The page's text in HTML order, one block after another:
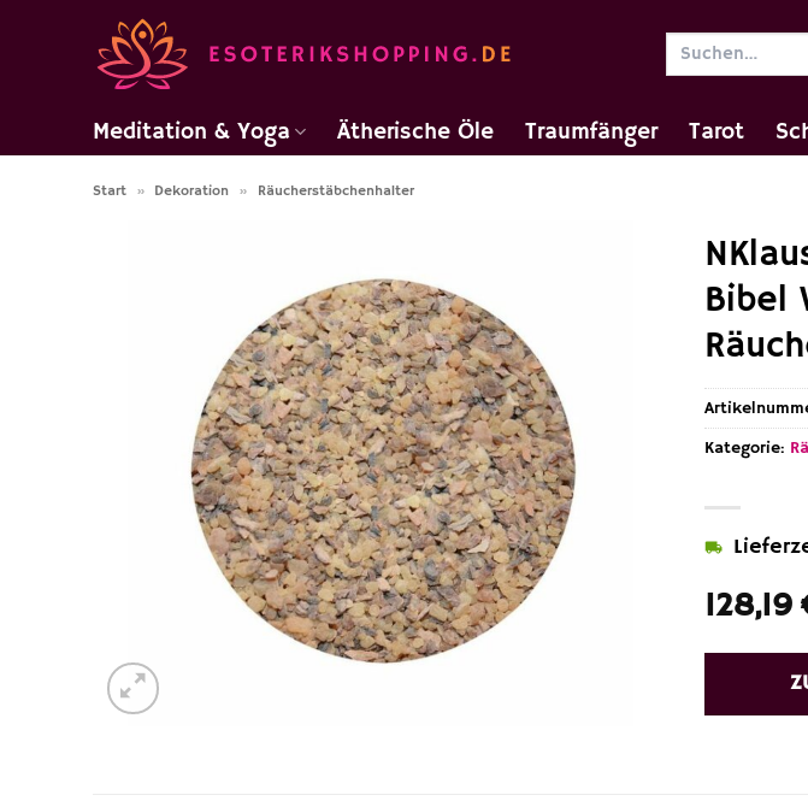
Suchen
Meditation & Yoga Ätherische Öle Traumfänger Tarot
Start » Dekoration » Räucherstäbchenhalter
Bibel
128,19
Kategorie: